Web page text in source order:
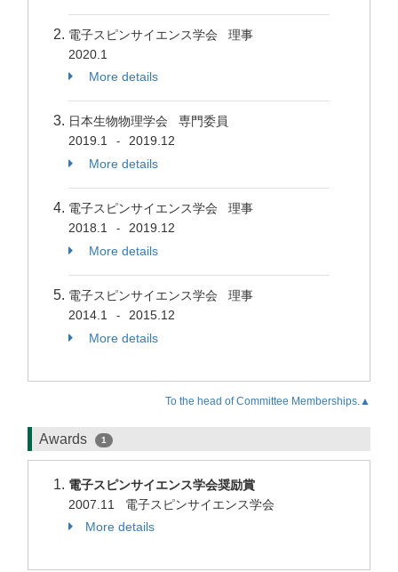
電子スピンサイエンス学会 理事
2020.1
More details
日本生物物理学会 専門委員
2019.1
-
2019.12
More details
電子スピンサイエンス学会 理事
2018.1
-
2019.12
More details
電子スピンサイエンス学会 理事
2014.1
-
2015.12
More details
To the head of Committee Memberships.▲
Awards 1
電子スピンサイエンス学会奨励賞
2007.11 電子スピンサイエンス学会
More details